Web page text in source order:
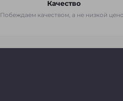
Качество
Побеждаем качеством, а не низкой